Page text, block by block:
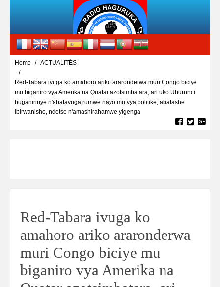
Home ACTUALITÉS
Red-Tabara ivuga ko amahoro ariko araronderwa muri Congo biciye
mu biganiro vya Amerika na Quatar azotsimbatara, ari uko Uburundi
buganiririye n'abatavuga rumwe nayo mu vya politike, abafashe
ibirwanisho, ndetse n'amashirahamwe yigenga
Red-Tabara ivuga ko
amahoro ariko araronderwa
muri Congo biciye mu
biganiro vya Amerika na